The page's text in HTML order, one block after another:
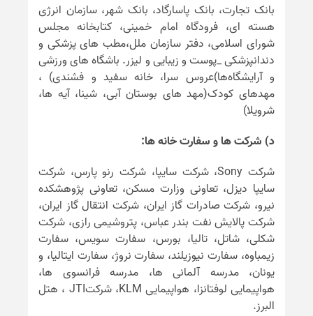
بانک تجارت، بانک پاسارگاد، بانک شهر، سازمان انرژی
هسته ای، فرودگاه امام خمینی، کتابخانه مجلس
شورای اسلامی، دفتر سازمان ملل،مطب های پزشکی و
دندانپزشکی _پوست و زیبایی و لیزر. باشگاه های ورزشی
و آرایشگاه‌ها)عروس سرا، خانه سفید و فشندی) ،
مهدهای کودک(مهد های بوستان آبی، شینا، آیه ها،
شرویلا)
د) شرکت ها و سفارت خانه ها:
شرکت Sony، شرکت سایپا، شرکت رنو پارس، شرکت
سایپا دیزل، تعاونی وزارت مسکن، تعاونی پژوهشکده
نیرو، شرکت صادرات گاز ایران، شرکت انتقال گاز ایران،
شرکت پالایش نفت بندر عباس، پتروشیمی رازی، شرکت
شکلی، شاتل، تالیا، بورس، سفارت سویس، سفارت
زیمباوه، سفارت نیوزیلند، سفارت نروژ، سفارت ایتالیا، و
یونان، مدرسه آلمانی ها، مدرسه فرانسوی ها،
هواپیمایی لوفتانزا، هواپیمایی KLM، شرکتJTI ، هتل
البرز.